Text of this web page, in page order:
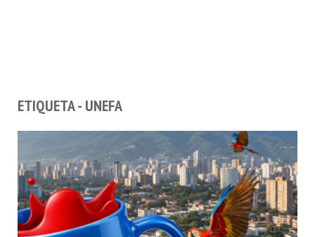
ETIQUETA - UNEFA